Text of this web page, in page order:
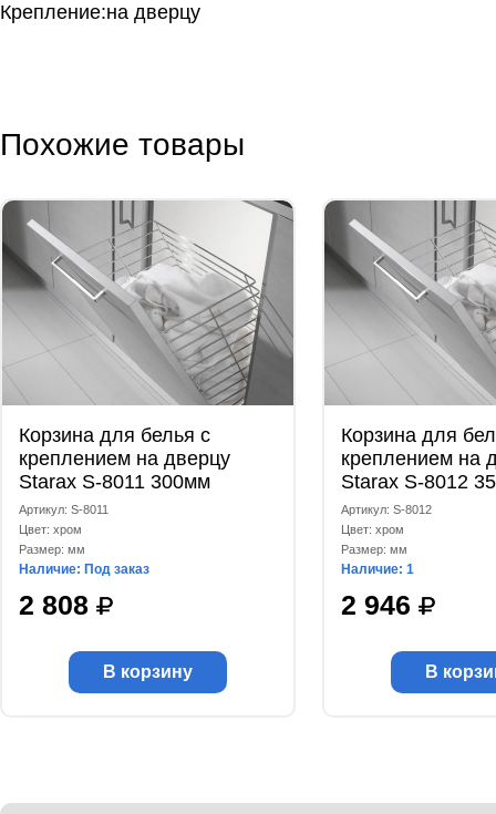
Крепление:на дверцу
Похожие товары
Корзина для белья с
креплением на дверцу
Starax S-8011 300мм
Артикул: S-8011
Цвет: хром
Размер: мм
Наличие: Под заказ
2 808
В корзину
Корзина для
креплением на
Starax S-8012
Артикул: S-8012
Цвет: хром
Размер: мм
Наличие: 1
2 946
В